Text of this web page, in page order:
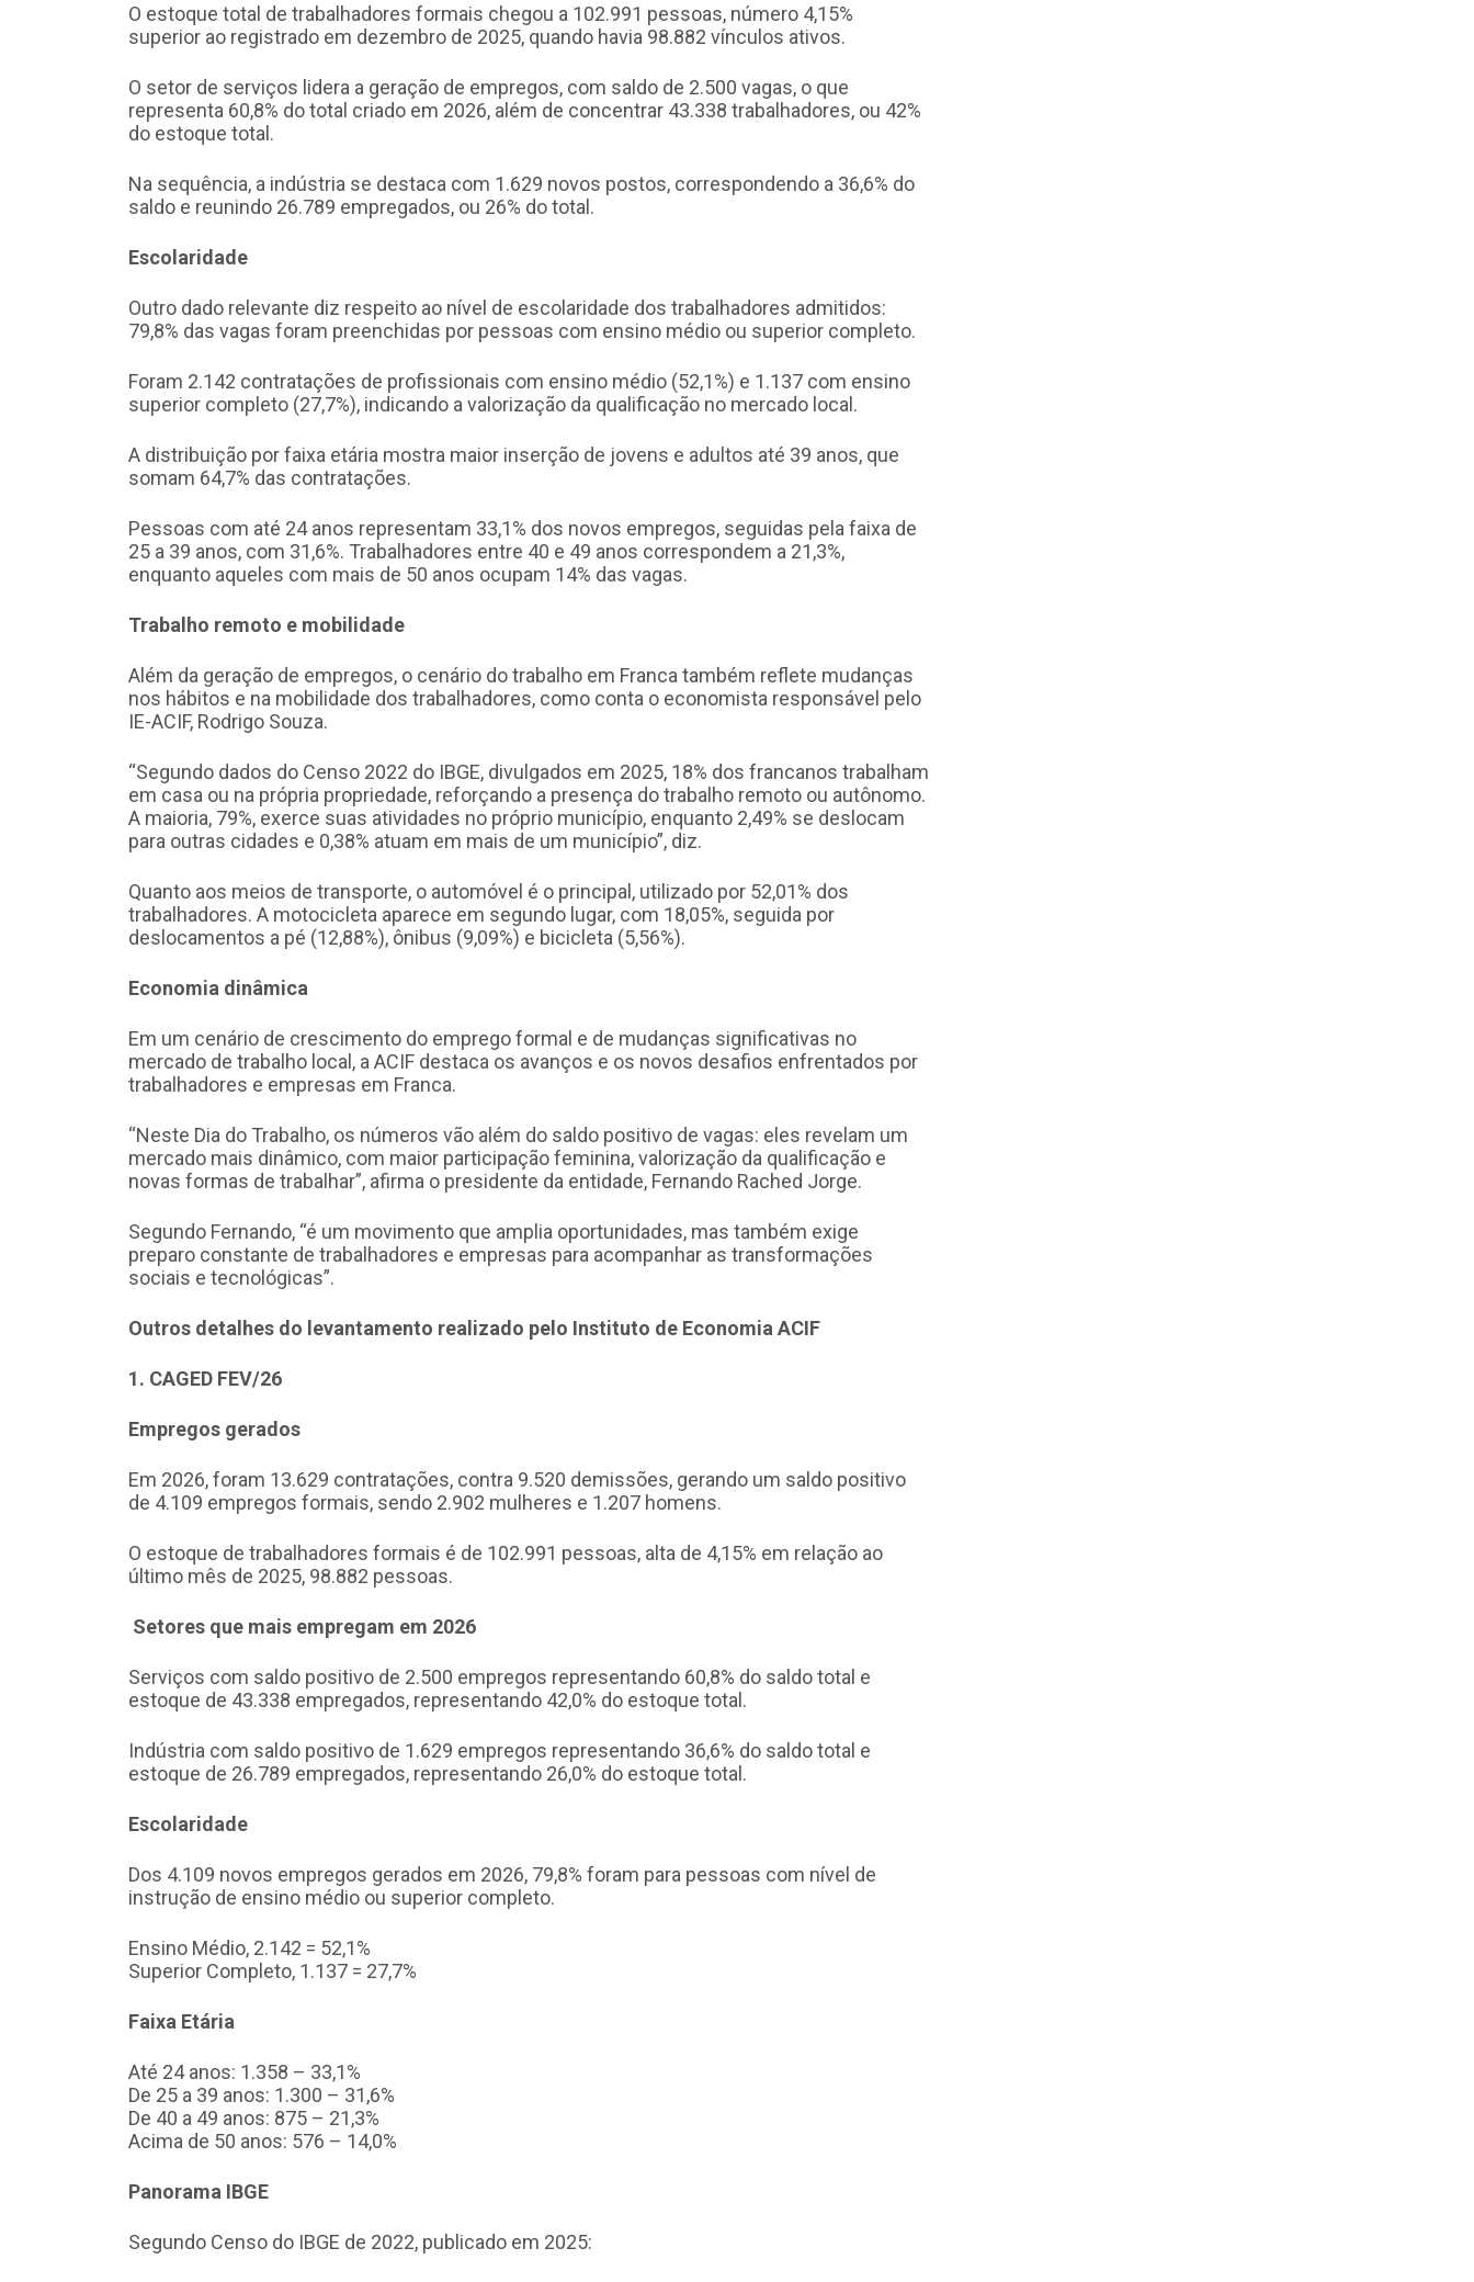
O estoque total de trabalhadores formais chegou a 102.991 pessoas, número 4,15%
superior ao registrado em dezembro de 2025, quando havia 98.882 vínculos ativos.
O setor de serviços lidera a geração de empregos, com saldo de 2.500 vagas, o que
representa 60,8% do total criado em 2026, além de concentrar 43.338 trabalhadores, ou 42%
do estoque total.
Na sequência, a indústria se destaca com 1.629 novos postos, correspondendo a 36,6% do
saldo e reunindo 26.789 empregados, ou 26% do total.
Escolaridade
Outro dado relevante diz respeito ao nível de escolaridade dos trabalhadores admitidos:
79,8% das vagas foram preenchidas por pessoas com ensino médio ou superior completo.
Foram 2.142 contratações de profissionais com ensino médio (52,1%) e 1.137 com ensino
superior completo (27,7%), indicando a valorização da qualificação no mercado local.
A distribuição por faixa etária mostra maior inserção de jovens e adultos até 39 anos, que
somam 64,7% das contratações.
Pessoas com até 24 anos representam 33,1% dos novos empregos, seguidas pela faixa de
25 a 39 anos, com 31,6%. Trabalhadores entre 40 e 49 anos correspondem a 21,3%,
enquanto aqueles com mais de 50 anos ocupam 14% das vagas.
Trabalho remoto e mobilidade
Além da geração de empregos, o cenário do trabalho em Franca também reflete mudanças
nos hábitos e na mobilidade dos trabalhadores, como conta o economista responsável pelo
IE-ACIF, Rodrigo Souza.
“Segundo dados do Censo 2022 do IBGE, divulgados em 2025, 18% dos francanos trabalham
em casa ou na própria propriedade, reforçando a presença do trabalho remoto ou autônomo.
A maioria, 79%, exerce suas atividades no próprio município, enquanto 2,49% se deslocam
para outras cidades e 0,38% atuam em mais de um município”, diz.
Quanto aos meios de transporte, o automóvel é o principal, utilizado por 52,01% dos
trabalhadores. A motocicleta aparece em segundo lugar, com 18,05%, seguida por
deslocamentos a pé (12,88%), ônibus (9,09%) e bicicleta (5,56%).
Economia dinâmica
Em um cenário de crescimento do emprego formal e de mudanças significativas no
mercado de trabalho local, a ACIF destaca os avanços e os novos desafios enfrentados por
trabalhadores e empresas em Franca.
“Neste Dia do Trabalho, os números vão além do saldo positivo de vagas: eles revelam um
mercado mais dinâmico, com maior participação feminina, valorização da qualificação e
novas formas de trabalhar”, afirma o presidente da entidade, Fernando Rached Jorge.
Segundo Fernando, “é um movimento que amplia oportunidades, mas também exige
preparo constante de trabalhadores e empresas para acompanhar as transformações
sociais e tecnológicas”.
Outros detalhes do levantamento realizado pelo Instituto de Economia ACIF
1. CAGED FEV/26
Empregos gerados
Em 2026, foram 13.629 contratações, contra 9.520 demissões, gerando um saldo positivo
de 4.109 empregos formais, sendo 2.902 mulheres e 1.207 homens.
O estoque de trabalhadores formais é de 102.991 pessoas, alta de 4,15% em relação ao
último mês de 2025, 98.882 pessoas.
Setores que mais empregam em 2026
Serviços com saldo positivo de 2.500 empregos representando 60,8% do saldo total e
estoque de 43.338 empregados, representando 42,0% do estoque total.
Indústria com saldo positivo de 1.629 empregos representando 36,6% do saldo total e
estoque de 26.789 empregados, representando 26,0% do estoque total.
Escolaridade
Dos 4.109 novos empregos gerados em 2026, 79,8% foram para pessoas com nível de
instrução de ensino médio ou superior completo.
Ensino Médio, 2.142 = 52,1%
Superior Completo, 1.137 = 27,7%
Faixa Etária
Até 24 anos: 1.358 – 33,1%
De 25 a 39 anos: 1.300 – 31,6%
De 40 a 49 anos: 875 – 21,3%
Acima de 50 anos: 576 – 14,0%
Panorama IBGE
Segundo Censo do IBGE de 2022, publicado em 2025: